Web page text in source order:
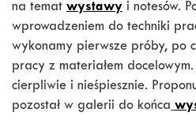
na temat wystawy i notesów.
wprowadzeniem do techniki
wykonamy pierwsze próby, po
pracy z materiałem
cierpliwie i nieśpiesznie.
pozostał w galerii do końca